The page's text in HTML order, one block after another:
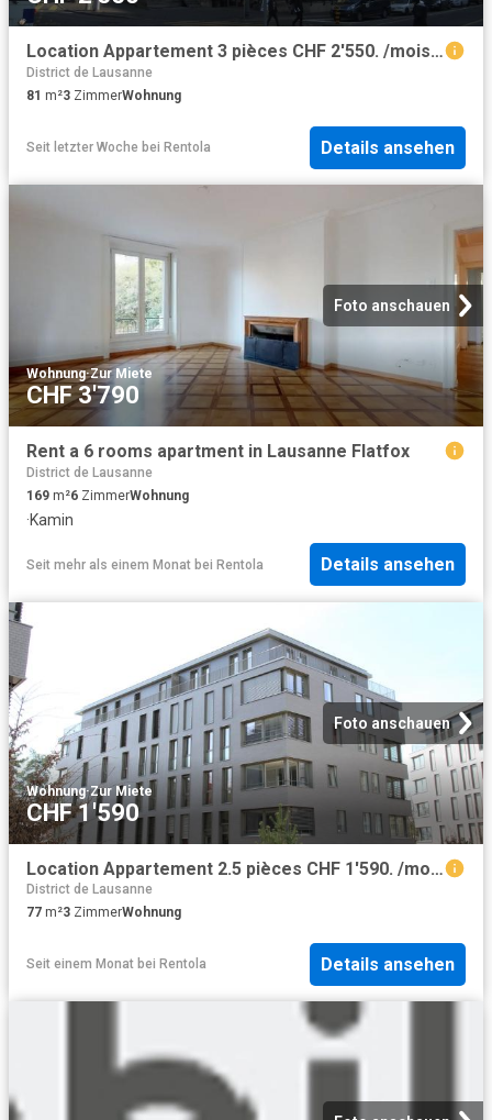
Location Appartement 3 pièces CHF 2'550. /mois 81 m2 | immobilier.ch
District de Lausanne
81 m²3 ZimmerWohnung
Seit letzter Woche bei Rentola Details ansehen
Foto anschauen
Wohnung·Zur Miete
CHF 3'790
Rent a 6 rooms apartment in Lausanne Flatfox
District de Lausanne
169 m²6 ZimmerWohnung
·Kamin
Seit mehr als einem Monat bei Rentola Details ansehen
Foto anschauen
Wohnung·Zur Miete
CHF 1'590
Location Appartement 2.5 pièces CHF 1'590. /mois 77 m2 | immobilier.ch
District de Lausanne
77 m²3 ZimmerWohnung
Seit einem Monat bei Rentola Details ansehen